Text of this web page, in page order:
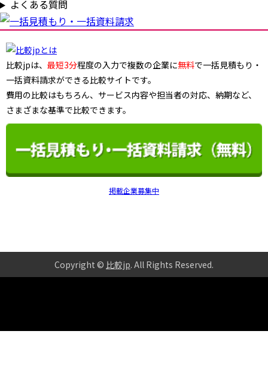
よくある質問
比較jpは、 最短3分程度の入力で複数の企業に無料で一括見積もり・
一括資料請求ができる比較サイトです。
費用の比較はもちろん、サービス内容や担当者の対応、納期など、
さまざまな基準で比較できます。
掲載企業募集中
Copyright © 比較jp. All Rights Reserved.